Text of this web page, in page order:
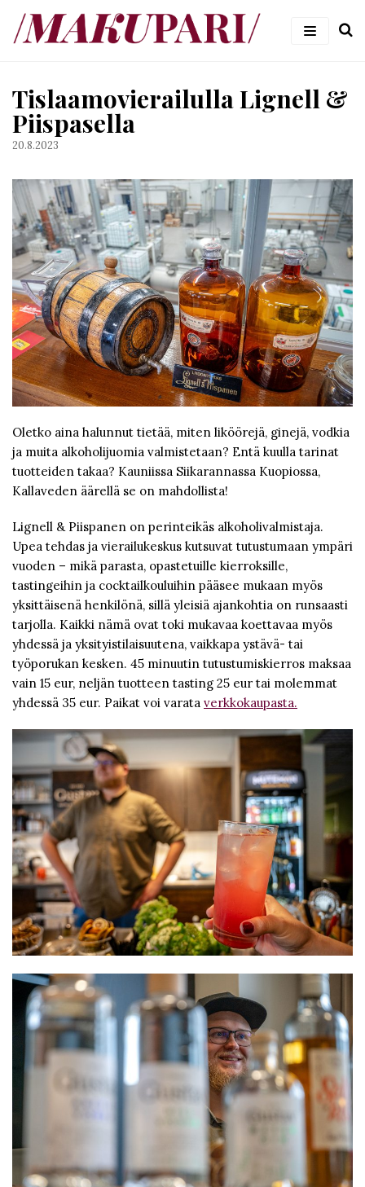
Siirry
suoraan
Tislaamovierailulla Lignell &
Piispasella
20.8.2023
Oletko aina halunnut tietää, miten liköörejä, ginejä, vodkia
ja muita alkoholijuomia valmistetaan? Entä kuulla tarinat
tuotteiden takaa? Kauniissa Siikarannassa Kuopiossa,
Kallaveden äärellä se on mahdollista!
Lignell & Piispanen on perinteikäs alkoholivalmistaja.
Upea tehdas ja vierailukeskus kutsuvat tutustumaan ympäri
vuoden – mikä parasta, opastetuille kierroksille,
tastingeihin ja cocktailkouluihin pääsee mukaan myös
yksittäisenä henkilönä, sillä yleisiä ajankohtia on runsaasti
tarjolla. Kaikki nämä ovat toki mukavaa koettavaa myös
yhdessä ja yksityistilaisuutena, vaikkapa ystävä- tai
työporukan kesken. 45 minuutin tutustumiskierros maksaa
vain 15 eur, neljän tuotteen tasting 25 eur tai molemmat
yhdessä 35 eur. Paikat voi varata verkkokaupasta.